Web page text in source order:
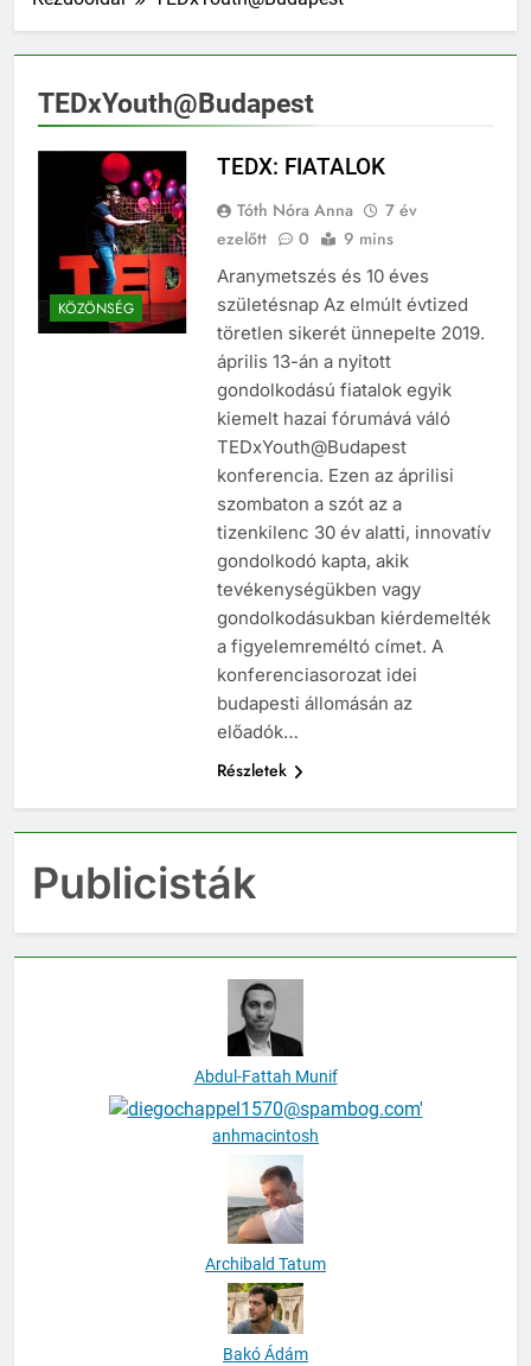
TEDxYouth@Budapest
KÖZÖNSÉG
TEDX: FIATALOK
Tóth Nóra Anna
7 év
ezelőtt
0 9 mins
Aranymetszés és 10 éves
születésnap Az elmúlt évtized
töretlen sikerét ünnepelte 2019.
április 13-án a nyitott
gondolkodású fiatalok egyik
kiemelt hazai fórumává váló
TEDxYouth@Budapest
konferencia. Ezen az áprilisi
szombaton a szót az a
tizenkilenc 30 év alatti, innovatív
gondolkodó kapta, akik
tevékenységükben vagy
gondolkodásukban kiérdemelték
a figyelemreméltó címet. A
konferenciasorozat idei
budapesti állomásán az
előadók…
Részletek
Publicisták
Abdul-Fattah Munif
anhmacintosh
Archibald Tatum
Bakó Ádám